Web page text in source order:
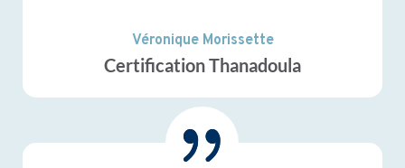
Véronique Morissette
Certification Thanadoula